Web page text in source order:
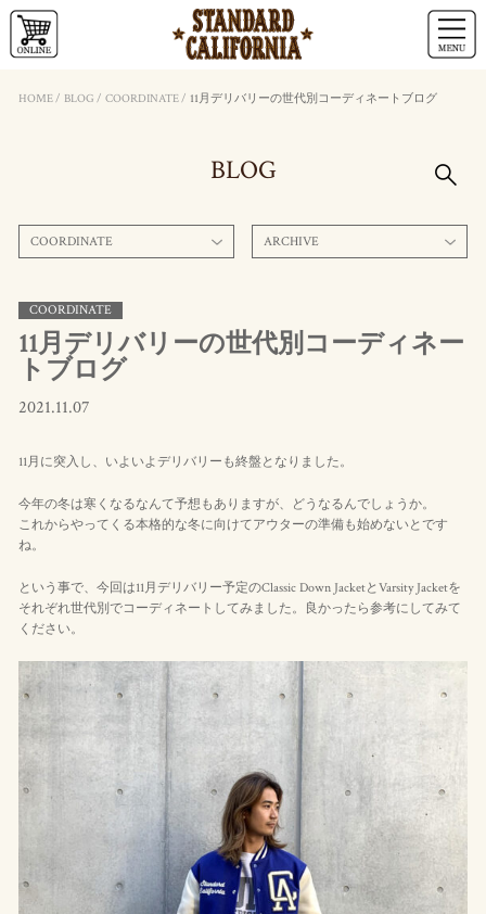
HOME/ BLOG / COORDINATE/ 11月デリバリーの世代別コーディネートブログ
BLOG
COORDINATE ARCHIVE
COORDINATE
11月デリバリーの世代別コーディネー
トブログ
2021.11.07
11月に突入し、いよいよデリバリーも終盤となりました。
今年の冬は寒くなるなんて予想もありますが、どうなるんでしょうか。
これからやってくる本格的な冬に向けてアウターの準備も始めないとです
ね。
という事で、今回は11月デリバリー予定のClassic Down JacketとVarsity Jacketを
それぞれ世代別でコーディネートしてみました。良かったら参考にしてみて
ください。